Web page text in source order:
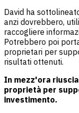
David ha
anzi dovrebbero,
raccogliere
Potrebbero poi
proprietari per
risultati ottenuti.
In mezz'ora
proprietà per
investimento.